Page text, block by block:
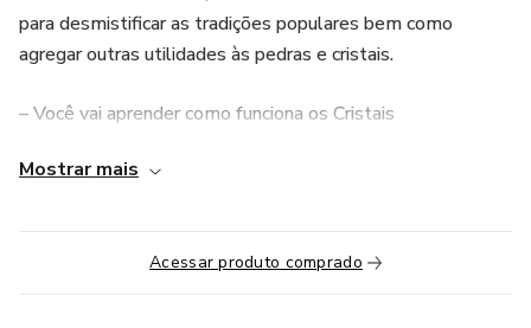
para desmistificar as tradições populares bem como
agregar outras utilidades às pedras e cristais.
– Você vai aprender como funciona os Cristais
– Métodos de uso e de limpeza
– Como consagra-los
– E utiliza-los para fins magisticos
Mostrar mais
Acessar produto comprado